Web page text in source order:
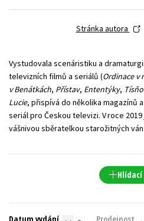
Stránka autora
Vystudovala scenáristiku a
televizních filmů a seriálů (Ordinace v
v Benátkách, Přístav, Ententýky,
Lucie, přispívá do několika magazínů
seriál pro Českou televizi. V roce 2019
vášnivou sběratelkou starožitných
Hlídací